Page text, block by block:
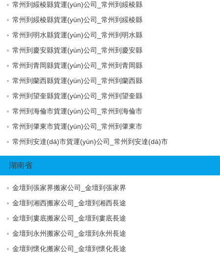
常州到綏棱縣貨運(yùn)公司_常州到綏棱縣
常州到綏棱縣貨運(yùn)公司_常州到綏棱縣
常州到明水縣貨運(yùn)公司_常州到明水縣
常州到慶安縣貨運(yùn)公司_常州到慶安縣
常州到青岡縣貨運(yùn)公司_常州到青岡縣
常州到蘭西縣貨運(yùn)公司_常州到蘭西縣
常州到望奎縣貨運(yùn)公司_常州到望奎縣
常州到海倫市貨運(yùn)公司_常州到海倫市
常州到肇東市貨運(yùn)公司_常州到肇東市
常州到安達(dá)市貨運(yùn)公司_常州到安達(dá)市
湖南省
金壇到張家界搬家公司_金壇到張家界
金壇到湘西搬家公司_金壇到湘西長途
金壇到婁底搬家公司_金壇到婁底長途
金壇到永州搬家公司_金壇到永州長途
金壇到懷化搬家公司_金壇到懷化長途